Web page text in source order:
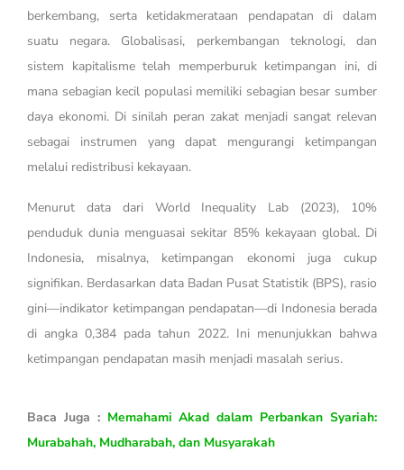
berkembang, serta ketidakmerataan pendapatan di dalam
suatu negara. Globalisasi, perkembangan teknologi, dan
sistem kapitalisme telah memperburuk ketimpangan ini, di
mana sebagian kecil populasi memiliki sebagian besar sumber
daya ekonomi. Di sinilah peran zakat menjadi sangat relevan
sebagai instrumen yang dapat mengurangi ketimpangan
melalui redistribusi kekayaan.
Menurut data dari World Inequality Lab (2023), 10%
penduduk dunia menguasai sekitar 85% kekayaan global. Di
Indonesia, misalnya, ketimpangan ekonomi juga cukup
signifikan. Berdasarkan data Badan Pusat Statistik (BPS), rasio
gini—indikator ketimpangan pendapatan—di Indonesia berada
di angka 0,384 pada tahun 2022. Ini menunjukkan bahwa
ketimpangan pendapatan masih menjadi masalah serius.
Baca Juga : Memahami Akad dalam Perbankan Syariah:
Murabahah, Mudharabah, dan Musyarakah